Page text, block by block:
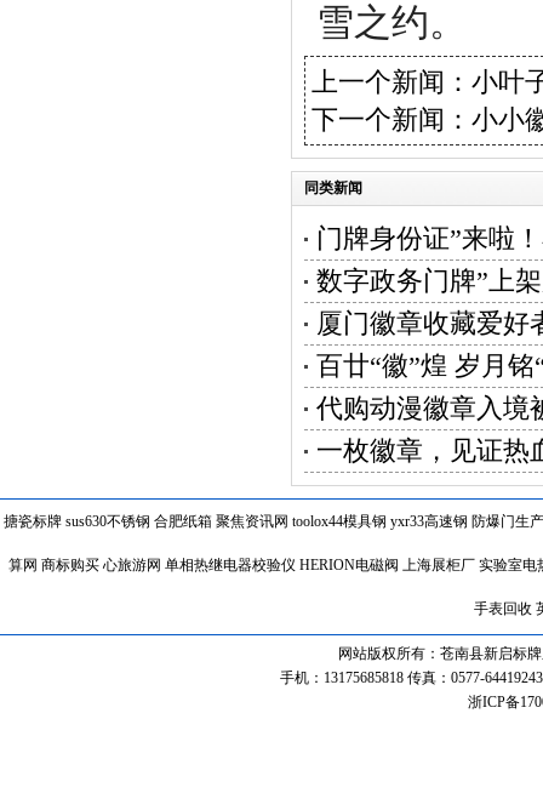
雪之约。
上一个新闻： 小叶
下一个新闻： 小小
同类新闻
门牌身份证”来啦
数字政务门牌”上
厦门徽章收藏爱好
百廿“徽”煌 岁月铭
代购动漫徽章入境
一枚徽章，见证热
搪瓷标牌 sus630不锈钢 合肥纸箱 聚焦资讯网 toolox44模具钢 yxr33高速钢 防爆门生
算网 商标购买 心旅游网 单相热继电器校验仪 HERION电磁阀 上海展柜厂 实验室电
手表回收
网站版权所有：苍南县新启标牌
手机：13175685818 传真：0577-
浙ICP备